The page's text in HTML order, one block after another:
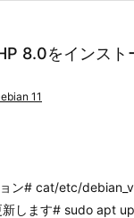
8.0をインスト
11
ン# cat/etc/
します# sudo apt